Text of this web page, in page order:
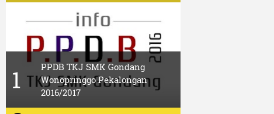
PPDB TKJ SMK Gondang
Wonopringgo Pekalongan
2016/2017